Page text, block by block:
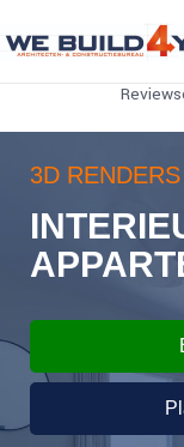
3D RENDERS